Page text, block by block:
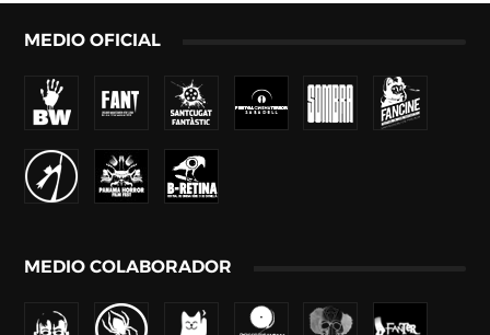
MEDIO OFICIAL
MEDIO COLABORADOR